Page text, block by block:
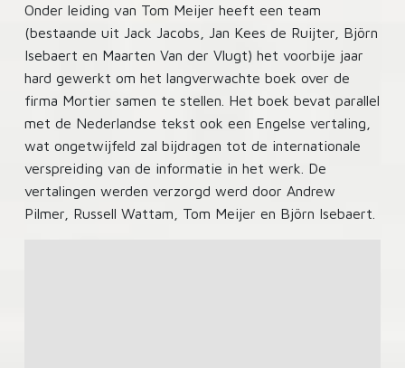
Onder leiding van Tom Meijer heeft een team
(bestaande uit Jack Jacobs, Jan Kees de Ruijter, Björn
Isebaert en Maarten Van der Vlugt) het voorbije jaar
hard gewerkt om het langverwachte boek over de
firma Mortier samen te stellen. Het boek bevat parallel
met de Nederlandse tekst ook een Engelse vertaling,
wat ongetwijfeld zal bijdragen tot de internationale
verspreiding van de informatie in het werk. De
vertalingen werden verzorgd werd door Andrew
Pilmer, Russell Wattam, Tom Meijer en Björn Isebaert.